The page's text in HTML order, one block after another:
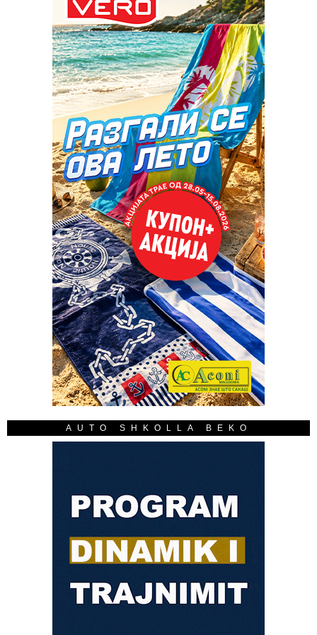
AUTO SHKOLLA BEKO